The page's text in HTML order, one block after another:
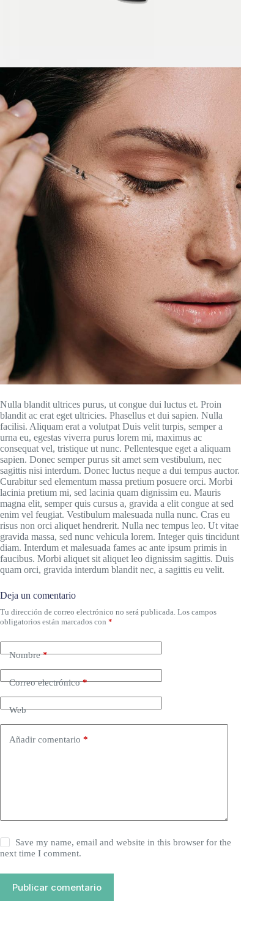
Nulla blandit ultrices purus, ut congue dui luctus et. Proin
blandit ac erat eget ultricies. Phasellus et dui sapien. Nulla
facilisi. Aliquam erat a volutpat Duis velit turpis, semper a
urna eu, egestas viverra purus lorem mi, maximus ac
consequat vel, tristique ut nunc. Pellentesque eget a aliquam
sapien. Donec semper purus sit amet sem vestibulum, nec
sagittis nisi interdum. Donec luctus neque a dui tempus auctor.
Curabitur sed elementum massa pretium posuere orci. Morbi
lacinia pretium mi, sed lacinia quam dignissim eu. Mauris
magna elit, semper quis cursus a, gravida a elit congue at sed
enim vel feugiat. Vestibulum malesuada nulla nunc. Cras eu
risus non orci aliquet hendrerit. Nulla nec tempus leo. Ut vitae
gravida massa, sed nunc vehicula lorem. Integer quis tincidunt
diam. Interdum et malesuada fames ac ante ipsum primis in
faucibus. Morbi aliquet sit aliquet leo dignissim sagittis. Duis
quam orci, gravida interdum blandit nec, a sagittis eu velit.
Deja un comentario
Tu dirección de correo electrónico no será publicada. Los campos
obligatorios están marcados con *
Nombre*
Correo electrónico*
Web
Añadir comentario *
Save my name, email and website in this browser for the
next time I comment.
Publicar comentario